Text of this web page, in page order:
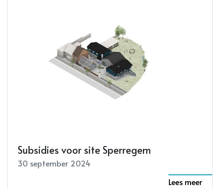
Subsidies voor site Sperregem
30 september 2024
Lees meer